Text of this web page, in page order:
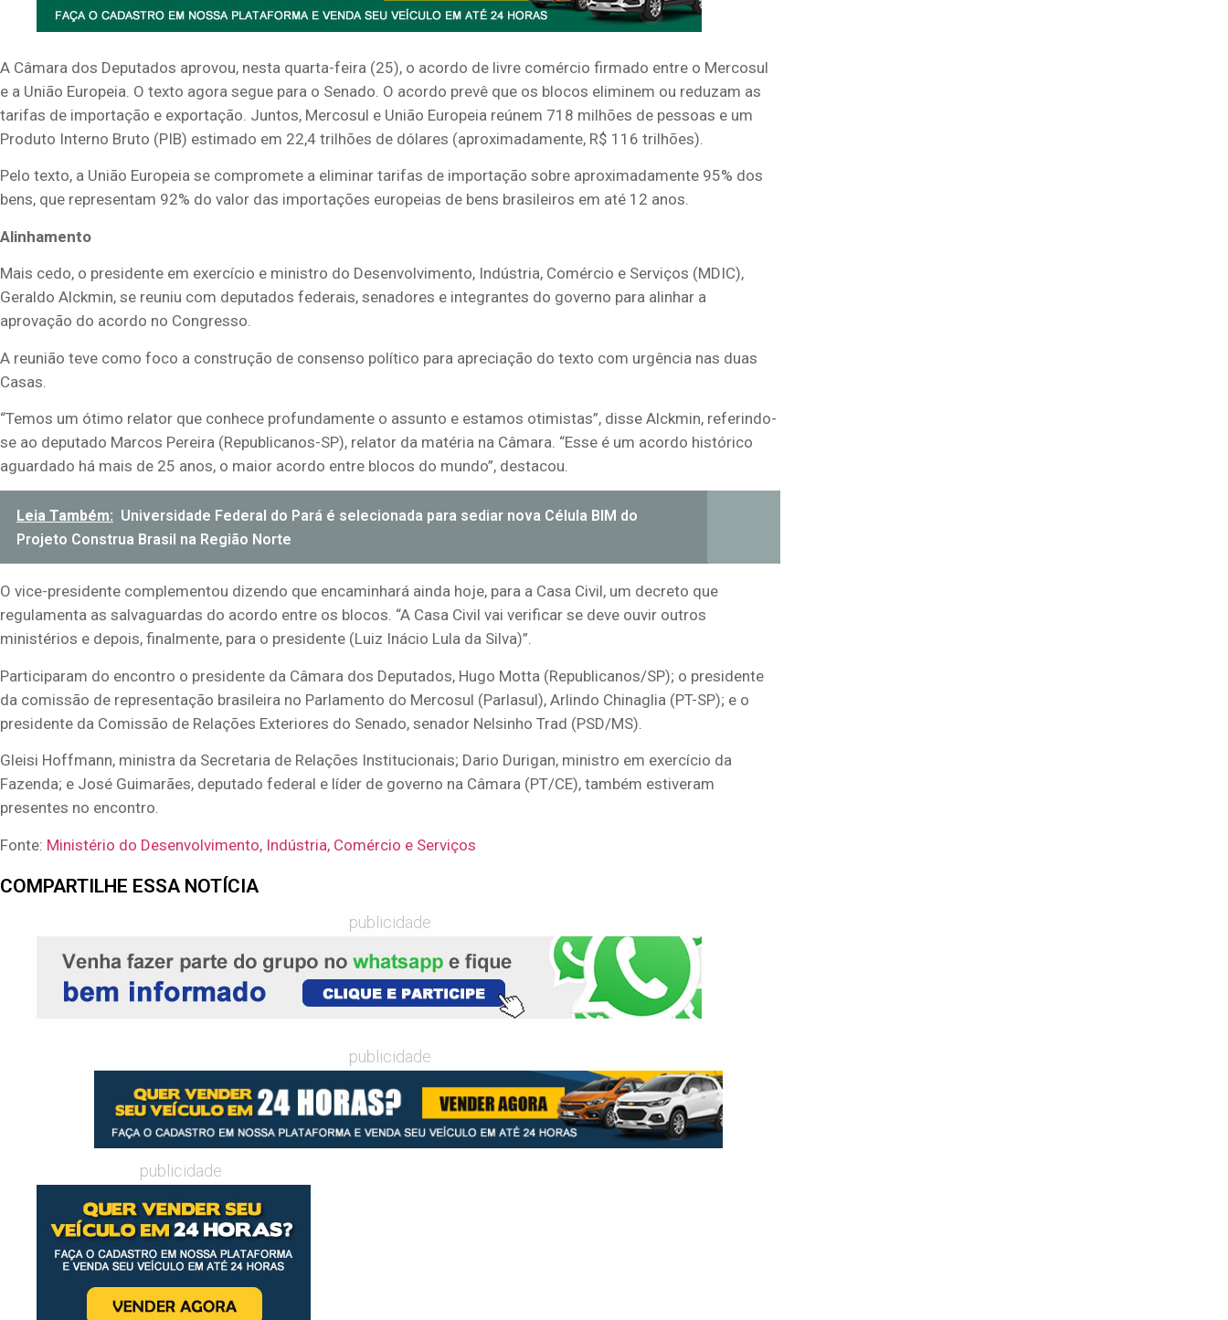
A Câmara dos Deputados aprovou, nesta quarta-feira (25), o acordo de livre comércio firmado entre o Mercosul
e a União Europeia. O texto agora segue para o Senado. O acordo prevê que os blocos eliminem ou reduzam as
tarifas de importação e exportação. Juntos, Mercosul e União Europeia reúnem 718 milhões de pessoas e um
Produto Interno Bruto (PIB) estimado em 22,4 trilhões de dólares (aproximadamente, R$ 116 trilhões).
Pelo texto, a União Europeia se compromete a eliminar tarifas de importação sobre aproximadamente 95% dos
bens, que representam 92% do valor das importações europeias de bens brasileiros em até 12 anos.
Alinhamento
Mais cedo, o presidente em exercício e ministro do Desenvolvimento, Indústria, Comércio e Serviços (MDIC),
Geraldo Alckmin, se reuniu com deputados federais, senadores e integrantes do governo para alinhar a
aprovação do acordo no Congresso.
A reunião teve como foco a construção de consenso político para apreciação do texto com urgência nas duas
Casas.
“Temos um ótimo relator que conhece profundamente o assunto e estamos otimistas”, disse Alckmin, referindo-
se ao deputado Marcos Pereira (Republicanos-SP), relator da matéria na Câmara. “Esse é um acordo histórico
aguardado há mais de 25 anos, o maior acordo entre blocos do mundo”, destacou.
Leia Também: Universidade Federal do Pará é selecionada para sediar nova Célula BIM do
Projeto Construa Brasil na Região Norte
O vice-presidente complementou dizendo que encaminhará ainda hoje, para a Casa Civil, um decreto que
regulamenta as salvaguardas do acordo entre os blocos. “A Casa Civil vai verificar se deve ouvir outros
ministérios e depois, finalmente, para o presidente (Luiz Inácio Lula da Silva)”.
Participaram do encontro o presidente da Câmara dos Deputados, Hugo Motta (Republicanos/SP); o presidente
da comissão de representação brasileira no Parlamento do Mercosul (Parlasul), Arlindo Chinaglia (PT-SP); e o
presidente da Comissão de Relações Exteriores do Senado, senador Nelsinho Trad (PSD/MS).
Gleisi Hoffmann, ministra da Secretaria de Relações Institucionais; Dario Durigan, ministro em exercício da
Fazenda; e José Guimarães, deputado federal e líder de governo na Câmara (PT/CE), também estiveram
presentes no encontro.
Fonte: Ministério do Desenvolvimento, Indústria, Comércio e Serviços
COMPARTILHE ESSA NOTÍCIA
publicidade
publicidade
publicidade